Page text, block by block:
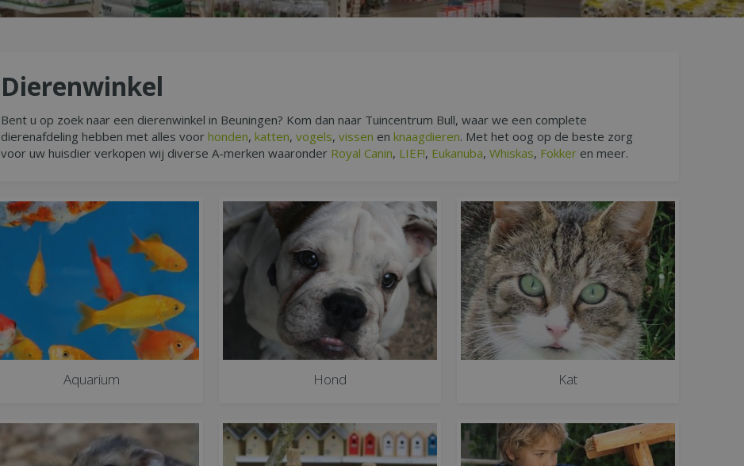
Dierenwinkel
Bent u op zoek naar een dierenwinkel in Beuningen? Kom dan naar Tuincentrum Bull, waar we een complete
dierenafdeling hebben met alles voor honden, katten, vogels, vissen en knaagdieren. Met het oog op de beste zorg
voor uw huisdier verkopen wij diverse A-merken waaronder Royal Canin, LIEF!, Eukanuba, Whiskas, Fokker en meer.
Aquarium Hond Kat